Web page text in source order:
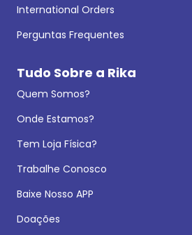
International Orders
Perguntas Frequentes
Tudo Sobre a Rika
Quem Somos?
Onde Estamos?
Tem Loja Física?
Trabalhe Conosco
Baixe Nosso APP
Doações